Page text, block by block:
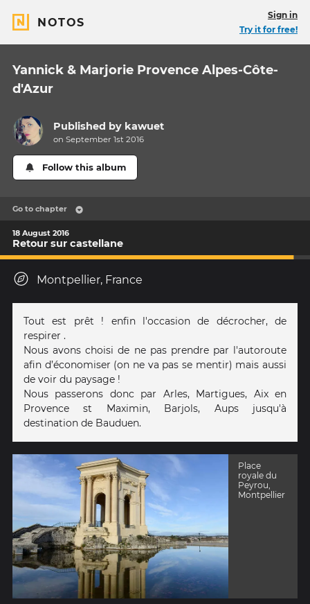
NOTOS
Sign in
Try it for free!
Yannick & Marjorie Provence Alpes-Côte-
d'Azur
Published by kawuet
on September 1st 2016
Follow this album
Go to chapter
18 August 2016
Retour sur castellane
Montpellier, France
Tout est prêt ! enfin l'occasion de décrocher, de
respirer .
Nous avons choisi de ne pas prendre par l'autoroute
afin d’économiser (on ne va pas se mentir) mais aussi
de voir du paysage !
Nous passerons donc par Arles, Martigues, Aix en
Provence st Maximin, Barjols, Aups jusqu'à
destination de Bauduen.
Place
royale du
Peyrou,
Montpellier